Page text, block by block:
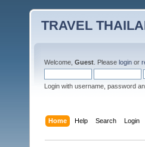
TRAVEL
Welcome, Guest . Please login or
Login with username, password
Home Help Search Login